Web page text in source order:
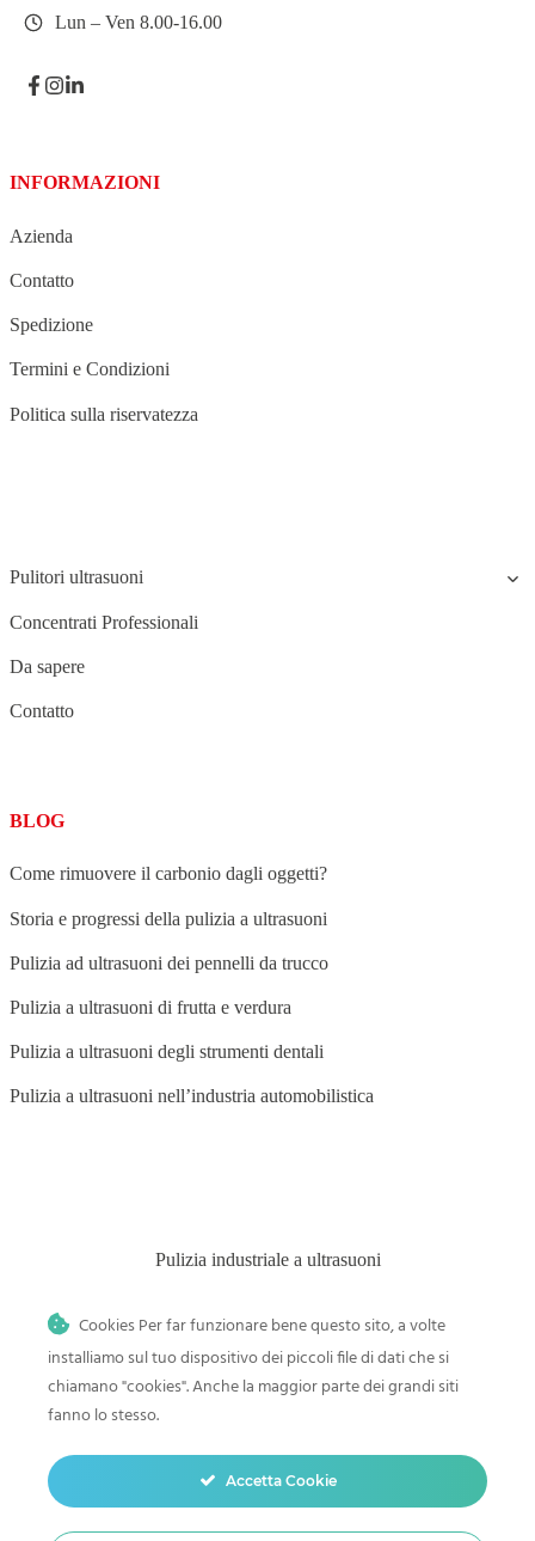
Lun – Ven 8.00-16.00
INFORMAZIONI
Azienda
Contatto
Spedizione
Termini e Condizioni
Politica sulla riservatezza
Pulitori ultrasuoni
Concentrati Professionali
Da sapere
Contatto
BLOG
Come rimuovere il carbonio dagli oggetti?
Storia e progressi della pulizia a ultrasuoni
Pulizia ad ultrasuoni dei pennelli da trucco
Pulizia a ultrasuoni di frutta e verdura
Pulizia a ultrasuoni degli strumenti dentali
Pulizia a ultrasuoni nell’industria automobilistica
Pulizia industriale a ultrasuoni
Pulizia a ultrasuoni nell’industria grafica
Pulizia dei componenti elettronici
Pulizia a ultrasuoni nell’industria aeronautica
Cookies Per far funzionare bene questo sito, a volte
installiamo sul tuo dispositivo dei piccoli file di dati che si
chiamano "cookies". Anche la maggior parte dei grandi siti
fanno lo stesso.
Accetta Cookie